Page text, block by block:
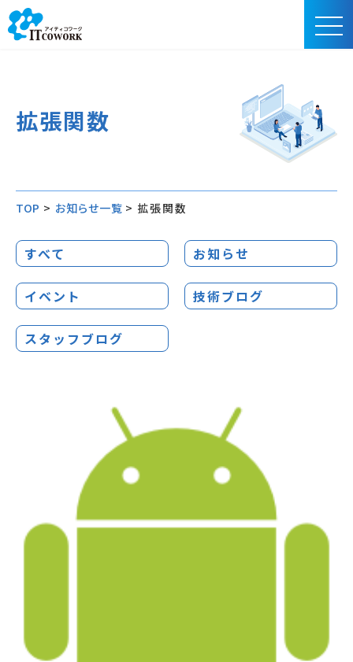
拡張関数
TOP > お知らせ一覧 > 拡張関数
すべて お知らせ
イベント 技術ブログ
スタッフブログ